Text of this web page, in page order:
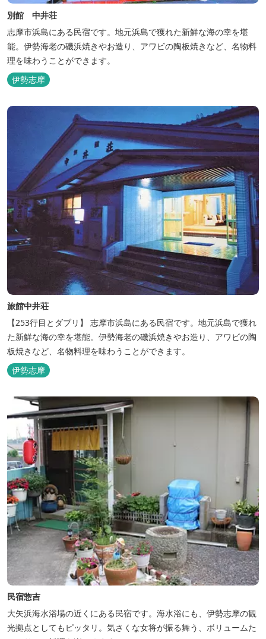
別館 中井荘
志摩市浜島にある民宿です。地元浜島で獲れた新鮮な海の幸を堪
能。伊勢海老の磯浜焼きやお造り、アワビの陶板焼きなど、名物料
理を味わうことができます。
伊勢志摩
旅館中井荘
【253行目とダブリ】 志摩市浜島にある民宿です。地元浜島で獲れ
た新鮮な海の幸を堪能。伊勢海老の磯浜焼きやお造り、アワビの陶
板焼きなど、名物料理を味わうことができます。
伊勢志摩
民宿惣吉
大矢浜海水浴場の近くにある民宿です。海水浴にも、伊勢志摩の観
光拠点としてもピッタリ。気さくな女将が振る舞う、ボリュームた